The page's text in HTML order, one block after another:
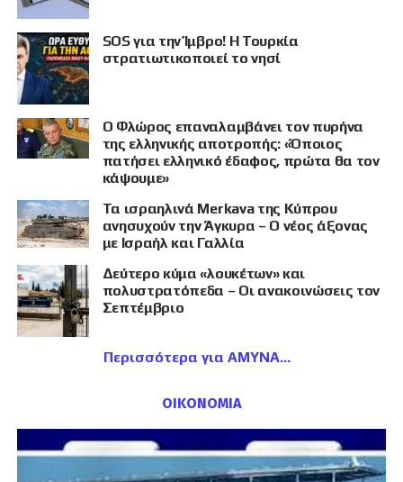
SOS για την Ίμβρο! Η Τουρκία
στρατιωτικοποιεί το νησί
Ο Φλώρος επαναλαμβάνει τον πυρήνα
της ελληνικής αποτροπής: «Όποιος
πατήσει ελληνικό έδαφος, πρώτα θα τον
κάψουμε»
Τα ισραηλινά Merkava της Κύπρου
ανησυχούν την Άγκυρα – Ο νέος άξονας
με Ισραήλ και Γαλλία
Δεύτερο κύμα «λουκέτων» και
πολυστρατόπεδα – Οι ανακοινώσεις τον
Σεπτέμβριο
Περισσότερα για ΑΜΥΝΑ
ΟΙΚΟΝΟΜΙΑ